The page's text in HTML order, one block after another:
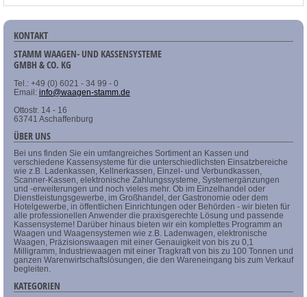
KONTAKT
STAMM WAAGEN- UND KASSENSYSTEME
GMBH & CO. KG
Tel.: +49 (0) 6021 - 34 99 - 0
Email: info@waagen-stamm.de
Ottostr. 14 - 16
63741 Aschaffenburg
ÜBER UNS
Bei uns finden Sie ein umfangreiches Sortiment an Kassen und
verschiedene Kassensysteme für die unterschiedlichsten Einsatzbereiche
wie z.B. Ladenkassen, Kellnerkassen, Einzel- und Verbundkassen,
Scanner-Kassen, elektronische Zahlungssysteme, Systemergänzungen
und -erweiterungen und noch vieles mehr. Ob im Einzelhandel oder
Dienstleistungsgewerbe, im Großhandel, der Gastronomie oder dem
Hotelgewerbe, in öffentlichen Einrichtungen oder Behörden - wir bieten für
alle professionellen Anwender die praxisgerechte Lösung und passende
Kassensysteme! Darüber hinaus bieten wir ein komplettes Programm an
Waagen und Waagensystemen wie z.B. Ladenwagen, elektronische
Waagen, Präzisionswaagen mit einer Genauigkeit von bis zu 0,1
Milligramm, Industriewaagen mit einer Tragkraft von bis zu 100 Tonnen und
ganzen Warenwirtschaftslösungen, die den Wareneingang bis zum Verkauf
begleiten.
KATEGORIEN